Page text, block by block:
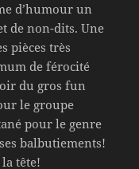
d’humour un
de non-dits. Une
pièces très
de férocité
du gros fun
le groupe
pour le genre
balbutiements!
tête!